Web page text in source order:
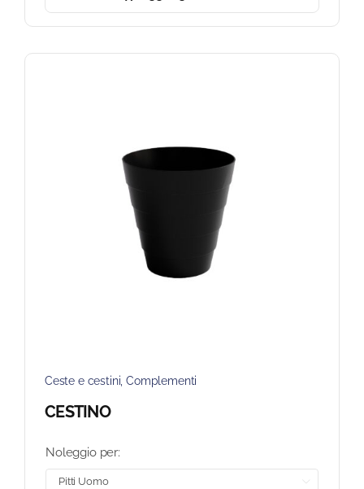
Ceste e cestini ,Complementi
CESTINO
Noleggio per: